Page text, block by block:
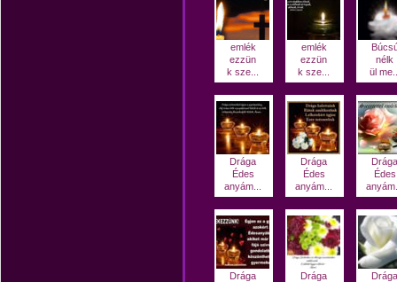
emlék
ezzün
k sze...
emlék
ezzün
k sze...
nélk
ül
Drága
Édes
anyám...
Drága
Édes
anyám...
Drága
Édes
Drága
Drága
Drága